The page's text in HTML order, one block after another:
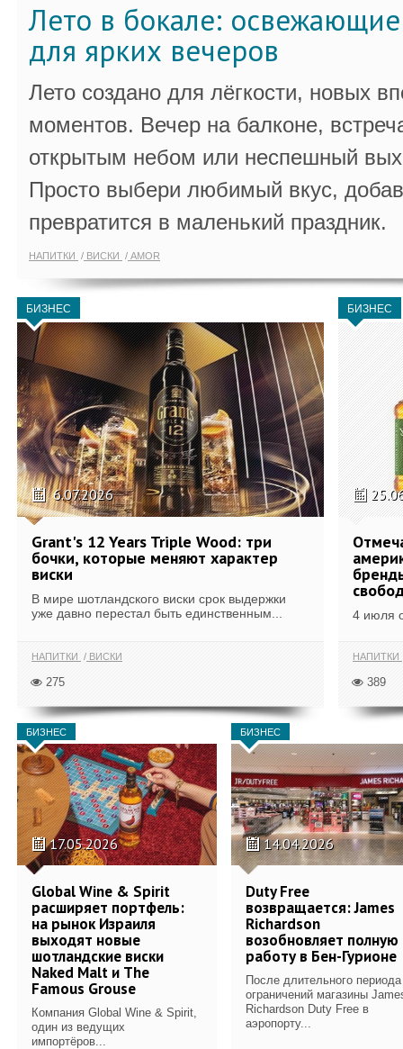
Лето в бокале:
для ярких вечеров
Лето создано для лёгкости, новых
моментов. Вечер на балконе,
открытым небом или неспешный
Просто выбери любимый вкус,
превратится в маленький праздник.
НАПИТКИ ВИСКИ AMOR
БИЗНЕС
6.07.2026
Grant's 12 Years Triple Wood: три
бочки, которые меняют характер
виски
В мире шотландского виски срок выдержки
уже давно перестал быть единственным...
НАПИТКИ ВИСКИ
275
БИЗНЕС
4 июля
НАПИТКИ
389
БИЗНЕС
17.05.2026
Global Wine & Spirit
расширяет портфель:
на рынок Израиля
выходят новые
шотландские виски
Naked Malt и The
Famous Grouse
Компания Global Wine & Spirit,
один из ведущих
импортёров...
БИЗНЕС
14.04.2026
Duty Free
возвращается: James
Richardson
возобновляет полную
работу в Бен-Гурионе
После длительного периода
ограничений магазины
Richardson Duty Free в
аэропорту...